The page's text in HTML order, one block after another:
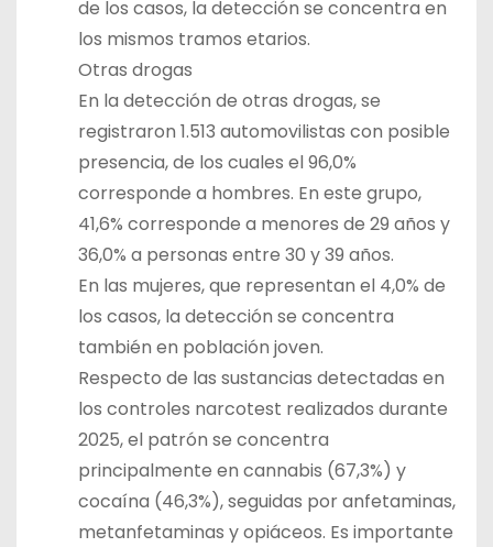
de los casos, la detección se concentra en
los mismos tramos etarios.
Otras drogas
En la detección de otras drogas, se
registraron 1.513 automovilistas con posible
presencia, de los cuales el 96,0%
corresponde a hombres. En este grupo,
41,6% corresponde a menores de 29 años y
36,0% a personas entre 30 y 39 años.
En las mujeres, que representan el 4,0% de
los casos, la detección se concentra
también en población joven.
Respecto de las sustancias detectadas en
los controles narcotest realizados durante
2025, el patrón se concentra
principalmente en cannabis (67,3%) y
cocaína (46,3%), seguidas por anfetaminas,
metanfetaminas y opiáceos. Es importante